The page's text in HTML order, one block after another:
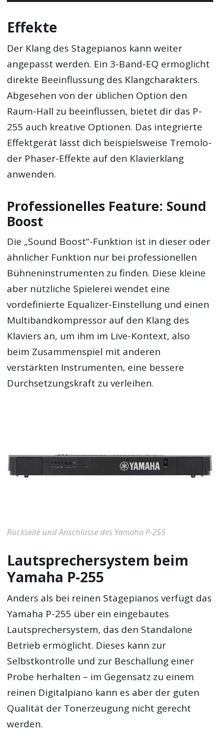
Player
Effekte
Der Klang des Stagepianos kann weiter
angepasst werden. Ein 3-Band-EQ ermöglicht
direkte Beeinflussung des Klangcharakters.
Abgesehen von der üblichen Option den
Raum-Hall zu beeinflussen, bietet dir das P-
255 auch kreative Optionen. Das integrierte
Effektgerät lässt dich beispielsweise Tremolo-
der Phaser-Effekte auf den Klavierklang
anwenden.
Professionelles Feature: Sound
Boost
Die „Sound Boost“-Funktion ist in dieser oder
ähnlicher Funktion nur bei professionellen
Bühneninstrumenten zu finden. Diese kleine
aber nützliche Spielerei wendet eine
vordefinierte Equalizer-Einstellung und einen
Multibandkompressor auf den Klang des
Klaviers an, um ihm im Live-Kontext, also
beim Zusammenspiel mit anderen
verstärkten Instrumenten, eine bessere
Durchsetzungskraft zu verleihen.
Rückseite und Anschlüsse des Yamaha P-255
Lautsprechersystem beim
Yamaha P-255
Anders als bei reinen Stagepianos verfügt das
Yamaha P-255 über ein eingebautes
Lautsprechersystem, das den Standalone
Betrieb ermöglicht. Dieses kann zur
Selbstkontrolle und zur Beschallung einer
Probe herhalten – im Gegensatz zu einem
reinen Digitalpiano kann es aber der guten
Qualität der Tonerzeugung nicht gerecht
werden.